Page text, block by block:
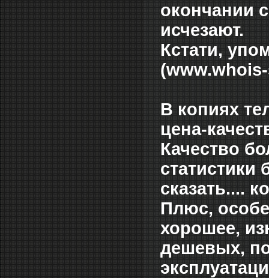
окончании
исчезают.
Кстати,
В копиях
цена-
Качество
статистики
сказать....
Плюс,
хорошее,
дешевых,